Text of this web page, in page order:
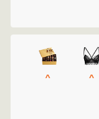
^ ^